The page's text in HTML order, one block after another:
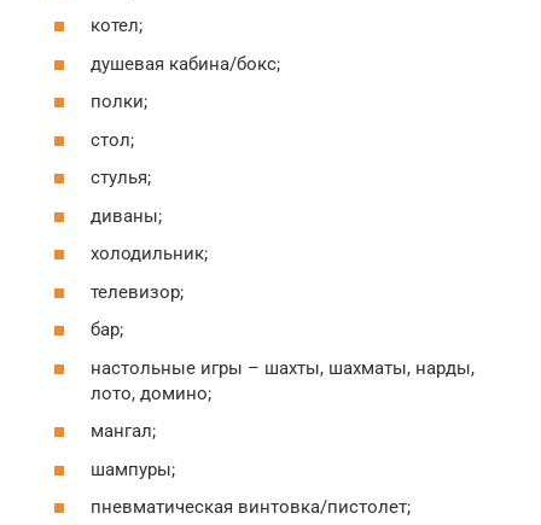
котел;
душевая кабина/бокс;
полки;
стол;
стулья;
диваны;
холодильник;
телевизор;
бар;
настольные игры – шахты, шахматы, нарды,
лото, домино;
мангал;
шампуры;
пневматическая винтовка/пистолет;